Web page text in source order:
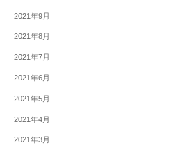
2021年9月
2021年8月
2021年7月
2021年6月
2021年5月
2021年4月
2021年3月